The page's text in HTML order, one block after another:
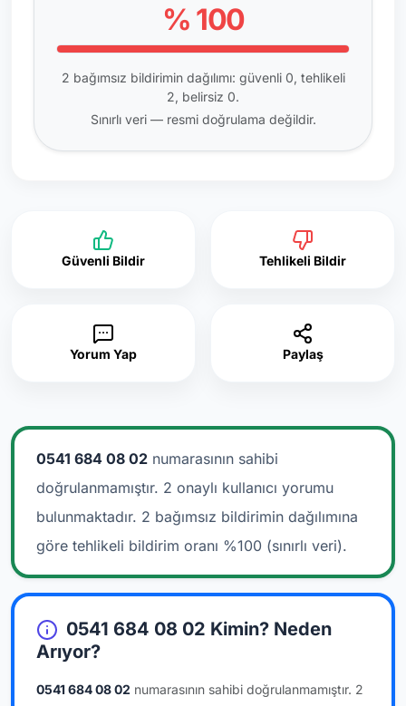
% 100
2 bağımsız bildirimin dağılımı: güvenli 0, tehlikeli
2, belirsiz 0.
Sınırlı veri — resmi doğrulama değildir.
Güvenli Bildir Tehlikeli Bildir
Yorum Yap Paylaş
0541 684 08 02 numarasının sahibi
doğrulanmamıştır. 2 onaylı kullanıcı yorumu
bulunmaktadır. 2 bağımsız bildirimin dağılımına
göre tehlikeli bildirim oranı %100 (sınırlı veri).
0541 684 08 02 Kimin? Neden
Arıyor?
0541 684 08 02 numarasının sahibi doğrulanmamıştır. 2